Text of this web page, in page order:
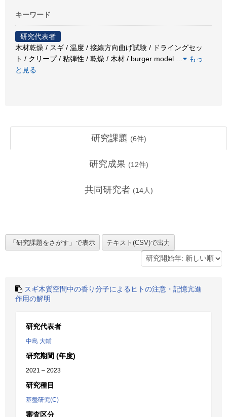
キーワード
研究代表者
木材乾燥 / スギ / 温度 / 接線方向曲げ試験 / ドライングセッ
ト / クリープ / 粘弾性 / 乾燥 / 木材 / burger model
もっ
と見る
研究課題 (6件)
研究成果 (12件)
共同研究者 (14人)
スギ木質空間中の香り分子によるヒトの注意・記憶亢進
作用の解明
研究代表者
中島 大輔
研究期間 (年度)
2021 – 2023
研究種目
基盤研究(C)
審査区分